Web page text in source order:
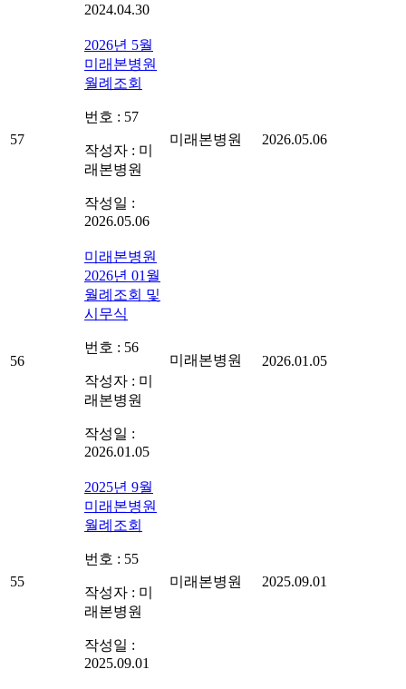
2024.04.30
57
2026년 5월
미래본병원
월례조회
번호 : 57
작성자 : 미
래본병원
작성일 :
2026.05.06
미래본병원 2026.05.06
56
미래본병원
2026년 01월
월례조회 및
시무식
번호 : 56
작성자 : 미
래본병원
작성일 :
2026.01.05
미래본병원 2026.01.05
55
2025년 9월
미래본병원
월례조회
번호 : 55
작성자 : 미
래본병원
작성일 :
2025.09.01
미래본병원 2025.09.01